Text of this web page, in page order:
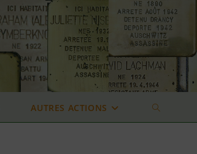
AUTRES ACTIONS TOGGLE